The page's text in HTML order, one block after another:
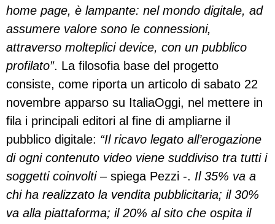
home page, è lampante: nel mondo digitale, ad
assumere valore sono le connessioni,
attraverso molteplici device, con un pubblico
profilato”. La filosofia base del progetto
consiste, come riporta un articolo di sabato 22
novembre apparso su ItaliaOggi, nel mettere in
fila i principali editori al fine di ampliarne il
pubblico digitale: “Il ricavo legato all’erogazione
di ogni contenuto video viene suddiviso tra tutti i
soggetti coinvolti– spiega Pezzi -. Il 35% va a
chi ha realizzato la vendita pubblicitaria; il 30%
va alla piattaforma; il 20% al sito che ospita il